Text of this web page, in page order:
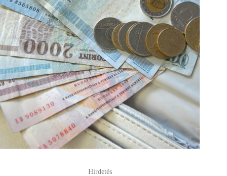
Hirdetés